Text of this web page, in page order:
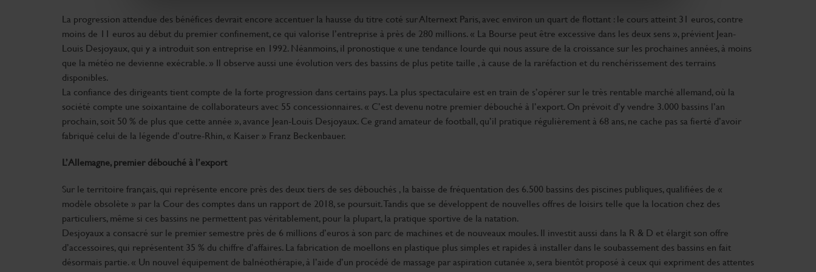
Les cookies nous permettent de personnaliser le contenu et les annonces, d'offrir des fonctionnalités relatives aux médias
sociaux et d'analyser notre trafic. Nous partageons également des informations sur l'utilisation de notre site avec nos
partenaires de médias sociaux, de publicité et d'analyse, qui peuvent combiner celles-ci avec d'autres informations que
La progression attendue des bénéfices devrait encore accentuer la hausse du titre coté sur Alternext Paris, avec environ un quart de flottant : le cours atteint 31 euros, contre
moins de 11 euros au début du premier confinement, ce qui valorise l’entreprise à près de 280 millions. « La Bourse peut être excessive dans les deux sens », prévient Jean-
Louis Desjoyaux, qui y a introduit son entreprise en 1992. Néanmoins, il pronostique « une tendance lourde qui nous assure de la croissance sur les prochaines années, à moins
que la météo ne devienne exécrable. » Il observe aussi une évolution vers des bassins de plus petite taille , à cause de la raréfaction et du renchérissement des terrains
disponibles.
La confiance des dirigeants tient compte de la forte progression dans certains pays. La plus spectaculaire est en train de s’opérer sur le très rentable marché allemand, où la
société compte une soixantaine de collaborateurs avec 55 concessionnaires. « C’est devenu notre premier débouché à l’export. On prévoit d’y vendre 3.000 bassins l’an
prochain, soit 50 % de plus que cette année », avance Jean-Louis Desjoyaux. Ce grand amateur de football, qu’il pratique régulièrement à 68 ans, ne cache pas sa fierté d’avoir
fabriqué celui de la légende d’outre-Rhin, « Kaiser » Franz Beckenbauer.
L’Allemagne, premier débouché à l’export
Sur le territoire français, qui représente encore près des deux tiers de ses débouchés , la baisse de fréquentation des 6.500 bassins des piscines publiques, qualifiées de «
modèle obsolète » par la Cour des comptes dans un rapport de 2018, se poursuit. Tandis que se développent de nouvelles offres de loisirs telle que la location chez des
particuliers, même si ces bassins ne permettent pas véritablement, pour la plupart, la pratique sportive de la natation.
Desjoyaux a consacré sur le premier semestre près de 6 millions d’euros à son parc de machines et de nouveaux moules. Il investit aussi dans la R & D et élargit son offre
d’accessoires, qui représentent 35 % du chiffre d’affaires. La fabrication de moellons en plastique plus simples et rapides à installer dans le soubassement des bassins en fait
désormais partie. « Un nouvel équipement de balnéothérapie, à l’aide d’un procédé de massage par aspiration cutanée », sera bientôt proposé à ceux qui expriment des attentes